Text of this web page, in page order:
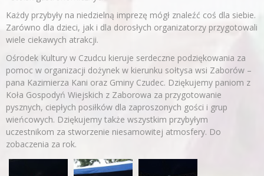
Każdy przybyły na niedzielną imprezę mógł znaleźć coś dla siebie.
Zarówno dla dzieci, jak i dla dorosłych organizatorzy przygotowali
wiele ciekawych atrakcji.
Ośrodek Kultury w Czudcu kieruje serdeczne podziękowania za
pomoc w organizacji dożynek w kierunku sołtysa wsi Zaborów –
pana Kazimierza Kani oraz Gminy Czudec. Dziękujemy paniom z
Koła Gospodyń Wiejskich z Zaborowa za przygotowanie
pysznych, ciepłych posiłków dla zaproszonych gości i grup
wieńcowych. Dziękujemy także wszystkim przybyłym
uczestnikom za stworzenie niesamowitej atmosfery. Do
zobaczenia za rok.